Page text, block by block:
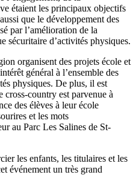
étaient les principaux objectifs
que le développement des
par l’amélioration de la
sécuritaire d’activités physiques.
organisent des projets école et
général à l’ensemble des
physiques. De plus, il est
cross-country est parvenue à
des élèves à leur école
et les mots
au Parc Les Salines de St-
les enfants, les titulaires et les
événement un très grand